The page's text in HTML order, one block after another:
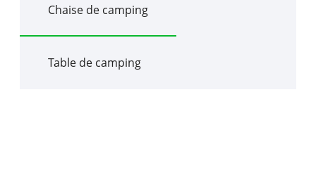
Chaise de camping
Table de camping